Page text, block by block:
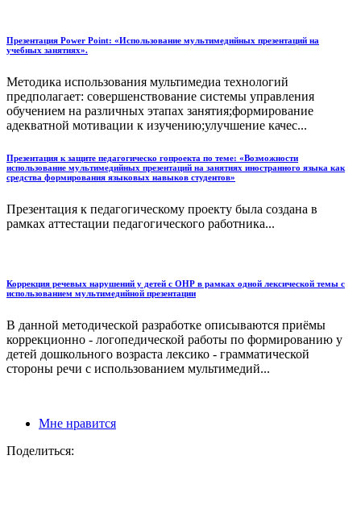
Презентация Power Point: «Использование мультимедийных презентаций на
учебных занятиях».
Методика использования мультимедиа технологий
предполагает: совершенствование системы управления
обучением на различных этапах занятия;формирование
адекватной мотивации к изучению;улучшение качес...
Презентация к защите педагогическо гопроекта по теме: «Возможности
использование мультимедийных презентаций на занятиях иностранного языка как
средства формирования языковых навыков студентов»
Презентация к педагогическому проекту была создана в
рамках аттестации педагогического работника...
Коррекция речевых нарушений у детей с ОНР в рамках одной лексической темы с
использованием мультимедийной презентации
В данной методической разработке описываются приёмы
коррекционно - логопедической работы по формированию у
детей дошкольного возраста лексико - грамматической
стороны речи с использованием мультимедий...
Мне нравится
Поделиться: